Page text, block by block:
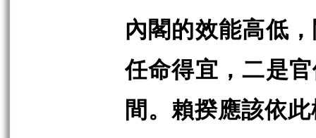
內閣的效能高低
任命得宜，二是
間。賴揆應該依